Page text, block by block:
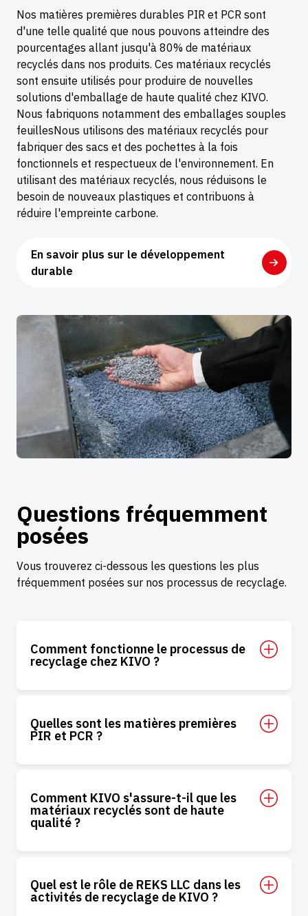
Nos matières premières durables PIR et PCR sont
d'une telle qualité que nous pouvons atteindre des
pourcentages allant jusqu'à 80% de matériaux
recyclés dans nos produits. Ces matériaux recyclés
sont ensuite utilisés pour produire de nouvelles
solutions d'emballage de haute qualité chez KIVO.
Nous fabriquons notamment des emballages souples
feuillesNous utilisons des matériaux recyclés pour
fabriquer des sacs et des pochettes à la fois
fonctionnels et respectueux de l'environnement. En
utilisant des matériaux recyclés, nous réduisons le
besoin de nouveaux plastiques et contribuons à
réduire l'empreinte carbone.
En savoir plus sur le développement
durable
Questions fréquemment
posées
Vous trouverez ci-dessous les questions les plus
fréquemment posées sur nos processus de recyclage.
Comment fonctionne le processus de
recyclage chez KIVO ?
Quelles sont les matières premières
PIR et PCR ?
Comment KIVO s'assure-t-il que les
matériaux recyclés sont de haute
qualité ?
Quel est le rôle de REKS LLC dans les
activités de recyclage de KIVO ?